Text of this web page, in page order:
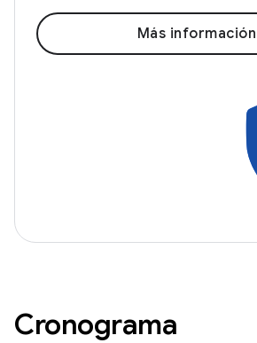
Más información
Cronograma